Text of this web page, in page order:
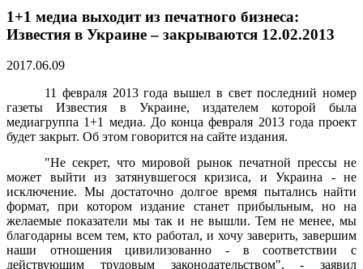
1+1 медиа выходит из печатного бизнеса:
Известия в Украине – закрываются 12.02.2013
2017.06.09
11 февраля 2013 года вышел в свет последний номер
газеты Известия в Украине, издателем которой была
медиагруппа 1+1 медиа. До конца февраля 2013 года проект
будет закрыт. Об этом говорится на сайте издания.
"Не секрет, что мировой рынок печатной прессы не
может выйти из затянувшегося кризиса, и Украина - не
исключение. Мы достаточно долгое время пытались найти
формат, при котором издание станет прибыльным, но на
желаемые показатели мы так и не вышли. Тем не менее, мы
благодарны всем тем, кто работал, и хочу заверить, завершим
наши отношения цивилизованно - в соответствии с
действующим трудовым законодательством", - заявил